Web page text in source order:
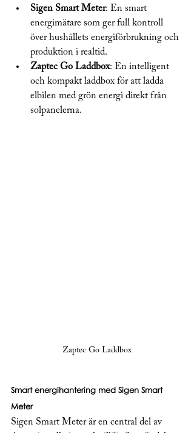
Sigen Smart Meter: En smart
energimätare som ger full kontroll
över hushållets energiförbrukning och
produktion i realtid.
Zaptec Go Laddbox: En intelligent
och kompakt laddbox för att ladda
elbilen med grön energi direkt från
solpanelerna.
Zaptec Go Laddbox
Smart energihantering med Sigen Smart
Meter
Sigen Smart Meter är en central del av